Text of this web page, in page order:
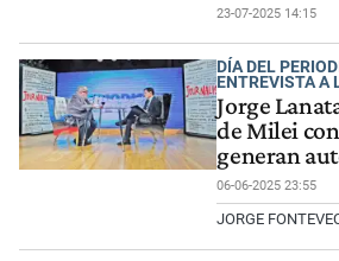
23-07-2025 14:15
DÍA DEL
ENTREVISTA A
Jorge
de Milei
generan
06-06-2025 23:55
JORGE